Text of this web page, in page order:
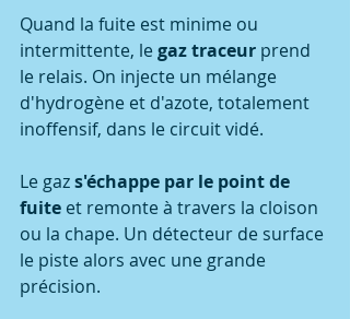
Quand la fuite est minime ou
intermittente, le gaz traceur prend
le relais. On injecte un mélange
d'hydrogène et d'azote, totalement
inoffensif, dans le circuit vidé.
Le gaz s'échappe par le point de
fuite et remonte à travers la cloison
ou la chape. Un détecteur de surface
le piste alors avec une grande
précision.